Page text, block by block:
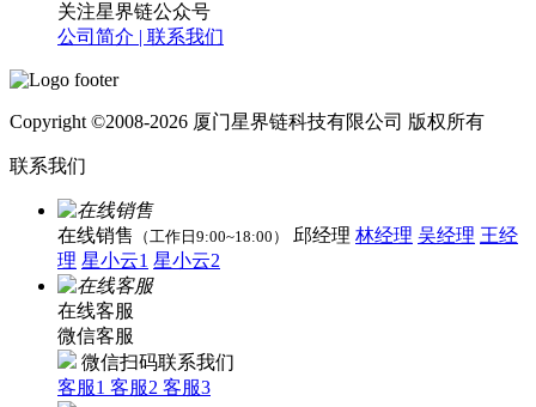
关注星界链公众号
公司简介 | 联系我们
Copyright ©2008-2026 厦门星界链科技有限公司 版权所有
联系我们
在线销售 （工作日9:00~18:00） 邱经理 林经理 吴经理 王经
理 星小云1 星小云2
在线客服
微信客服
微信扫码联系我们
客服1 客服2 客服3